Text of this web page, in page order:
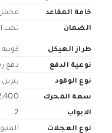
خامة المقاعد
الضمان
تحت
طراز الهيكل
نوعية الدفع
دفع
نوع الوقود
بنزين
سعة المحرك
الابواب
2
نوع العجلات